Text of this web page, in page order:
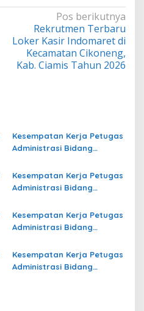
Pos berikutnya
Rekrutmen Terbaru
Loker Kasir Indomaret di
Kecamatan Cikoneng,
Kab. Ciamis Tahun 2026
Kesempatan Kerja Petugas
Administrasi Bidang
di Pulang Pisau Terbaru
Kesempatan Kerja Petugas
Administrasi Bidang
di Manggarai Terbaru
Kesempatan Kerja Petugas
Administrasi Bidang
di Riau Terbaru
Kesempatan Kerja Petugas
Administrasi Bidang